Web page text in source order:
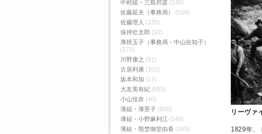
リーヴァ
1829年、
中村組・三島邦彦 (140)
佐藤延夫（事務局）
(554)
佐藤理人 (335)
保持壮太郎 (10)
厚焼玉子（事務局・中山佐知子）
(275)
川野康之 (91)
古居利康 (102)
坂本和加 (17)
大友美有紀 (685)
小山佳奈 (40)
薄組・薄景子 (850)
薄組・小野麻利江 (149)
薄組・熊埜御堂由香 (165)